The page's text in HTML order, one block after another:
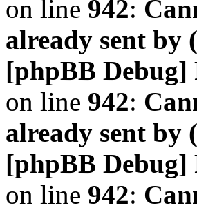
on line 942:
already sent by
[phpBB Debug]
on line 942:
already sent by
[phpBB Debug]
on line 942: